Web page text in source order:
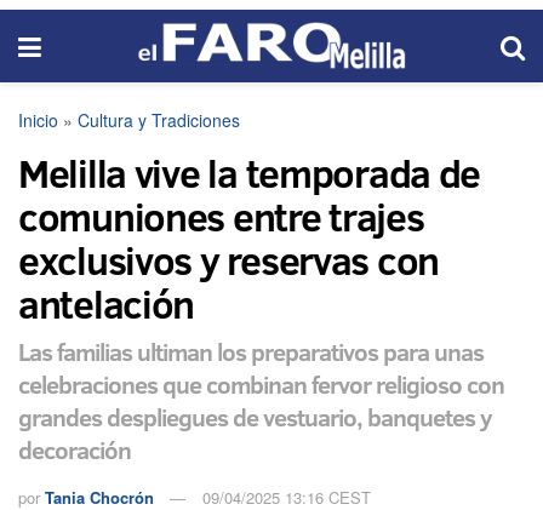
Inicio » Cultura y Tradiciones
Melilla vive la temporada de
comuniones entre trajes
exclusivos y reservas con
antelación
Las familias ultiman los preparativos para unas
celebraciones que combinan fervor religioso con
grandes despliegues de vestuario, banquetes y
decoración
por Tania Chocrón 09/04/2025 13:16 CEST